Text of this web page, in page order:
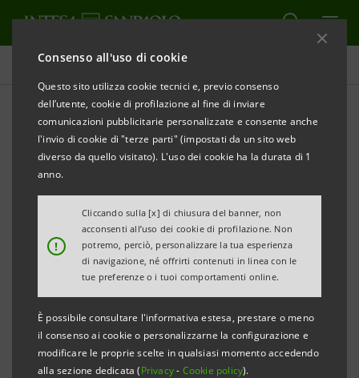
Consenso all'uso di cookie
Questo sito utilizza cookie tecnici e, previo consenso
dell’utente, cookie di profilazione al fine di inviare
comunicazioni pubblicitarie personalizzate e consente anche
l'invio di cookie di "terze parti" (impostati da un sito web
diverso da quello visitato). L'uso dei cookie ha la durata di 1
anno.
!
Cliccando sulla [x] di chiusura del banner, non
acconsenti all’uso dei cookie di profilazione. Non
potremo, perciò, personalizzare la tua esperienza
di navigazione, né offrirti contenuti in linea con le
tue preferenze o i tuoi comportamenti online.
È possibile consultare l'informativa estesa, prestare o meno
il consenso ai cookie o personalizzarne la configurazione e
modificare le proprie scelte in qualsiasi momento accedendo
alla sezione dedicata (Privacy- Cookie policy).
Tutti i progetti
CULTURA
Sutri. Triste, solitario y final:
mostra di Vittorio Sgarbi